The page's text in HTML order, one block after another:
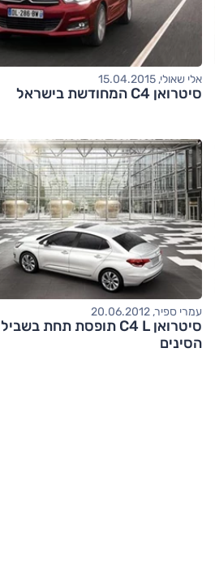
אלי שאולי, 15.04.2015
סיטרואן C4 המחודשת בישראל
עמרי ספיר, 20.06.2012
סיטרואן C4 L תופסת תחת בשביל
הסינים